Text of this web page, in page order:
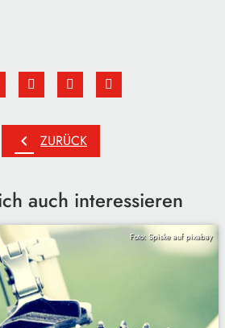
chevron_left ZURÜCK
auch interessieren
Foto: Spiske auf pixabay